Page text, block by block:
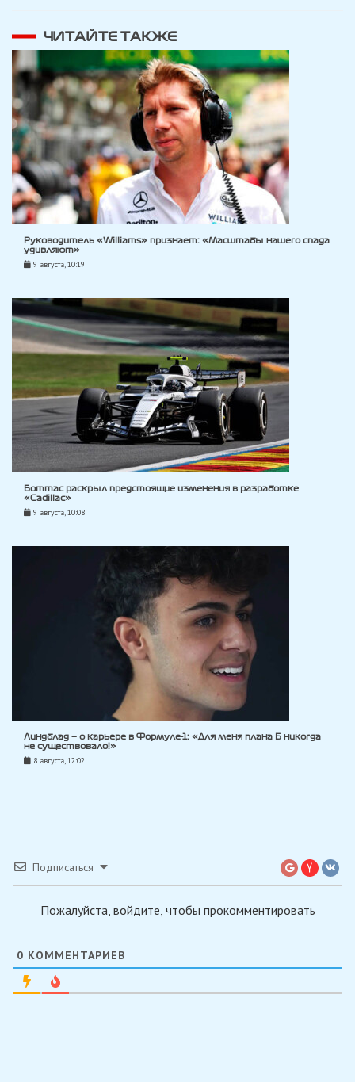
ЧИТАЙТЕ ТАКЖЕ
Руководитель «Williams» признает: «Масштабы нашего спада
удивляют»
9 августа, 10:19
Боттас раскрыл предстоящие изменения в разработке
«Cadillac»
9 августа, 10:08
Линдблад — о карьере в Формуле-1: «Для меня плана Б никогда
не существовало!»
8 августа, 12:02
Подписаться
Пожалуйста, войдите, чтобы прокомментировать
0 КОММЕНТАРИЕВ